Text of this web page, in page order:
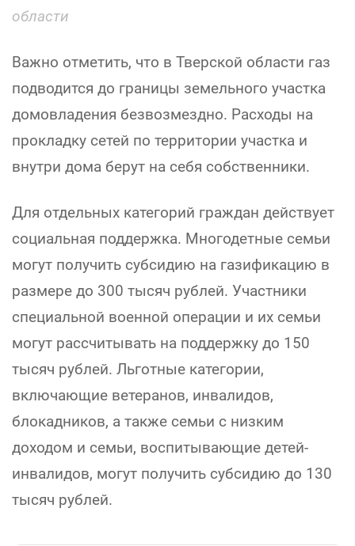
области
Важно отметить, что в Тверской области газ
подводится до границы земельного участка
домовладения безвозмездно. Расходы на
прокладку сетей по территории участка и
внутри дома берут на себя собственники.
Для отдельных категорий граждан действует
социальная поддержка. Многодетные семьи
могут получить субсидию на газификацию в
размере до 300 тысяч рублей. Участники
специальной военной операции и их семьи
могут рассчитывать на поддержку до 150
тысяч рублей. Льготные категории,
включающие ветеранов, инвалидов,
блокадников, а также семьи с низким
доходом и семьи, воспитывающие детей-
инвалидов, могут получить субсидию до 130
тысяч рублей.